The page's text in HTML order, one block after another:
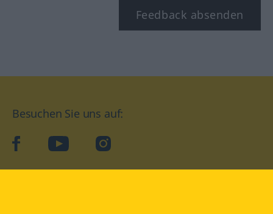
Feedback absenden
Besuchen Sie uns auf:
facebookYouTube Instagram